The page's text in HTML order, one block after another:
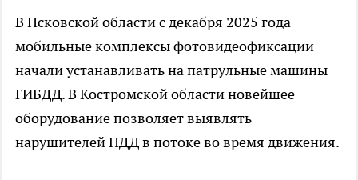
В Псковской области с декабря 2025 года
мобильные комплексы фотовидеофиксации
начали устанавливать на патрульные машины
ГИБДД. В Костромской области новейшее
оборудование позволяет выявлять
нарушителей ПДД в потоке во время движения.